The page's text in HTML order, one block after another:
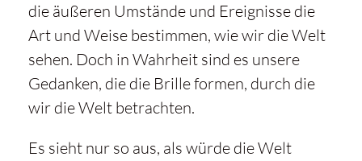
die äußeren Umstände und Ereignisse die
Art und Weise bestimmen, wie wir die Welt
sehen. Doch in Wahrheit sind es unsere
Gedanken, die die Brille formen, durch die
wir die Welt betrachten.
Es sieht nur so aus, als würde die Welt